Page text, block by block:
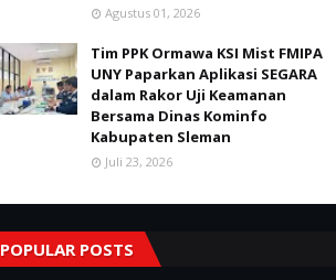
Agustus 01, 2026
Tim PPK Ormawa KSI Mist FMIPA
UNY Paparkan Aplikasi SEGARA
dalam Rakor Uji Keamanan
Bersama Dinas Kominfo
Kabupaten Sleman
Juli 23, 2026
POPULAR POSTS